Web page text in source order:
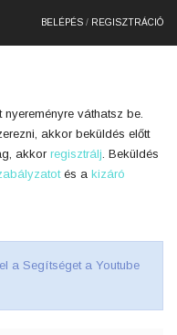
BELÉPÉS / REGISZTRÁCIÓ
váthatsz be.
akkor beküldés előtt
akkor regisztrálj. Beküldés
és a kizáró
a Segítséget a Youtube